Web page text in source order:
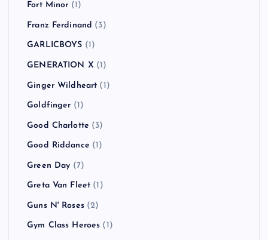
Fort Minor (1)
Franz Ferdinand (3)
GARLICBOYS (1)
GENERATION X (1)
Ginger Wildheart (1)
Goldfinger (1)
Good Charlotte (3)
Good Riddance (1)
Green Day (7)
Greta Van Fleet (1)
Guns N' Roses(2)
Gym Class Heroes (1)